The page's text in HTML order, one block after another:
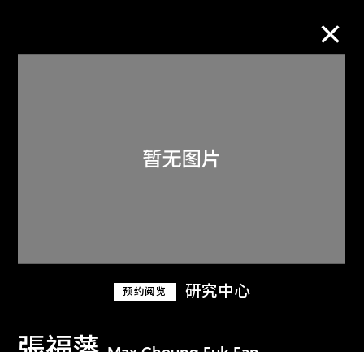
预约阅览 研究中心
关于M+藏品
探索世界顶级的二十及二十一世纪视觉
文化藏品。